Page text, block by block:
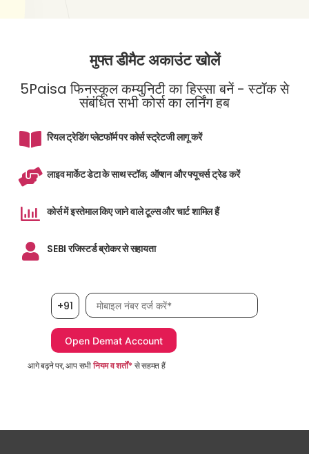
मुफ्त डीमैट अकाउंट खोलें
5Paisa फिनस्कूल कम्युनिटी का हिस्सा बनें - स्टॉक से
संबंधित सभी कोर्स का लर्निंग हब
रियल ट्रेडिंग प्लेटफॉर्म पर कोर्स स्ट्रेटजी लागू करें
लाइव मार्केट डेटा के साथ स्टॉक, ऑप्शन और फ्यूचर्स ट्रेड करें
कोर्स में इस्तेमाल किए जाने वाले टूल्स और चार्ट शामिल हैं
SEBI रजिस्टर्ड ब्रोकर से सहायता
+91 मोबाइल नंबर आवश्यक है
आगे बढ़ने पर, आप सभीनियम व शर्तों*से सहमत हैं